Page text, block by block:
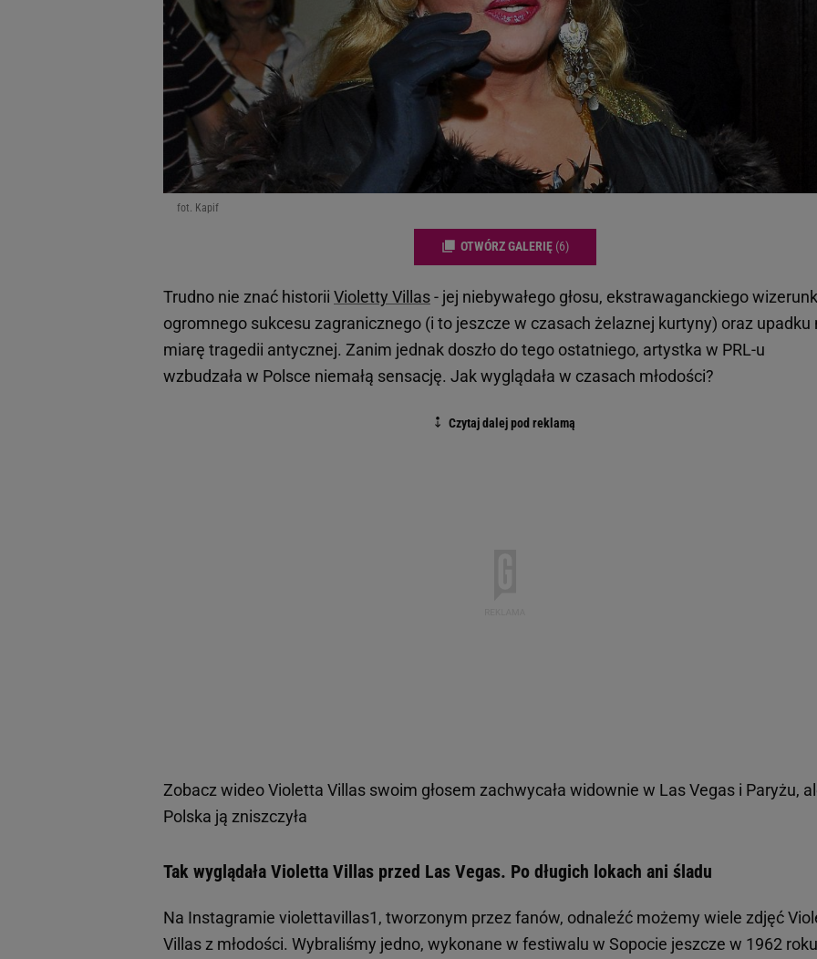
fot. Kapif
OTWÓRZ GALERIĘ (6)
Trudno nie znać historii Violetty Villas- jej niebywałego głosu, ekstrawaganckiego
ogromnego sukcesu zagranicznego (i to jeszcze w czasach żelaznej kurtyny) oraz upadku
miarę tragedii antycznej. Zanim jednak doszło do tego ostatniego, artystka w PRL-u
wzbudzała w Polsce niemałą sensację. Jak wyglądała w czasach młodości?
Zobacz wideoVioletta Villas swoim głosem zachwycała widownie w Las Vegas i Paryżu,
Polska ją zniszczyła
Tak wyglądała Violetta Villas przed Las Vegas. Po długich lokach ani śladu
Na Instagramie violettavillas1, tworzonym przez fanów, odnaleźć możemy wiele zdjęć
Villas z młodości. Wybraliśmy jedno, wykonane w festiwalu w Sopocie jeszcze w 1962